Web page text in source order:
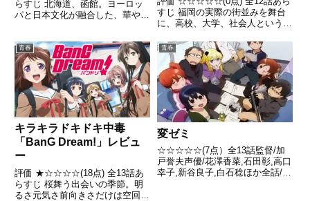
らすじ 北海道、函館。ヨーロッ
パと日本文化が融合した、華やか
イブステージの熱狂を忘れられな
いまま毎日を孤独に過ごしてい
た。引用- Wikiped...
すじ 福岡の実際の街並みを舞台
に、高校、大学、社会人という各
リアルに描く、ショートアニメー
ション引用- Wikipedia
青春
キラキラドキドキ中毒
「BanG Dream!」レビュ
ー
評価 ★☆☆☆☆(18点) 全13話あ
らすじ 桜舞う出会いの季節。明
るさ元気さ前向きさだけは空回る
青春
変ゼミ
☆☆☆☆☆(7点）全13話監督/加
戸誉夫声優/花澤香菜,石田彰,高口
幸子,新谷良子,白石稔ほか全話/各